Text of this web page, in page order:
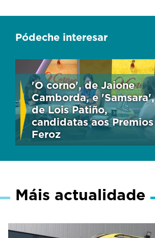
Pódeche interesar
'O corno', de Jaione
Camborda, e 'Samsara',
de Lois Patiño,
candidatas aos Premios
Feroz
Máis actualidade